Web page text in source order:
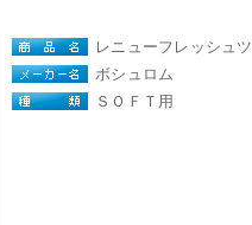
レニューフレッシュ
ボシュロム
ＳＯＦＴ用